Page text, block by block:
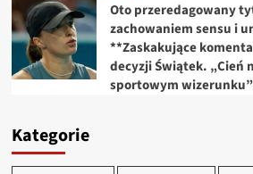
Oto przeredagowany
zachowaniem sensu i
**Zaskakujące
decyzji Świątek. „Cień
sportowym
Kategorie